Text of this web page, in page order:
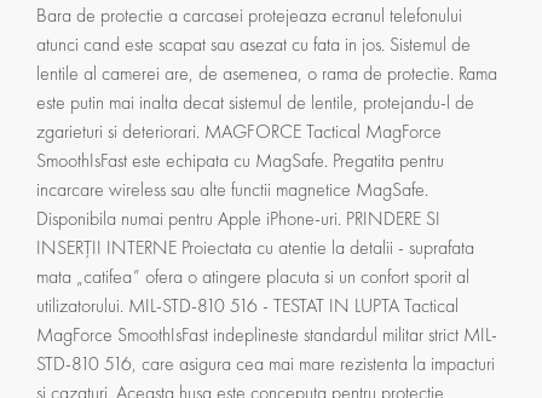
Bara de protectie a carcasei protejeaza ecranul telefonului
atunci cand este scapat sau asezat cu fata in jos. Sistemul de
lentile al camerei are, de asemenea, o rama de protectie. Rama
este putin mai inalta decat sistemul de lentile, protejandu-l de
zgarieturi si deteriorari. MAGFORCE Tactical MagForce
SmoothIsFast este echipata cu MagSafe. Pregatita pentru
incarcare wireless sau alte functii magnetice MagSafe.
Disponibila numai pentru Apple iPhone-uri. PRINDERE SI
INSERȚII INTERNE Proiectata cu atentie la detalii - suprafata
mata „catifea” ofera o atingere placuta si un confort sporit al
utilizatorului. MIL-STD-810 516 - TESTAT IN LUPTA Tactical
MagForce SmoothIsFast indeplineste standardul militar strict MIL-
STD-810 516, care asigura cea mai mare rezistenta la impacturi
si cazaturi. Aceasta husa este conceputa pentru protectie